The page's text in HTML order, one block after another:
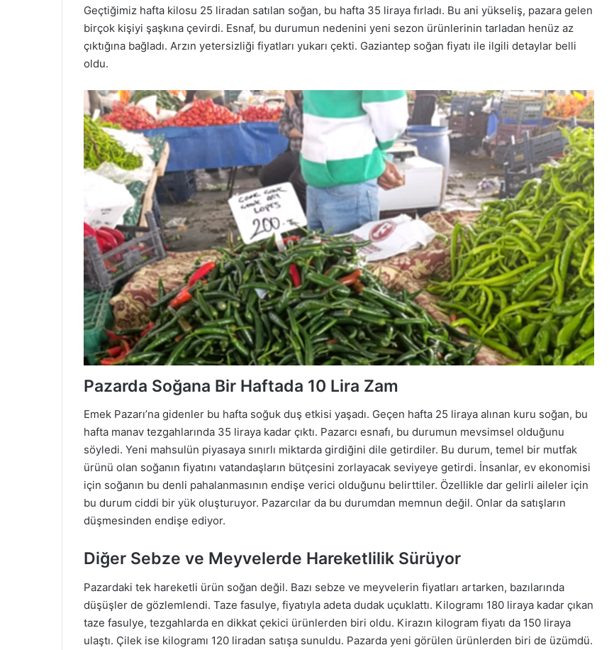
Geçtiğimiz hafta kilosu 25 liradan satılan soğan, bu hafta 35 liraya fırladı. Bu ani yükseliş, pazara gelen
birçok kişiyi şaşkına çevirdi. Esnaf, bu durumun nedenini yeni sezon ürünlerinin tarladan henüz az
çıktığına bağladı. Arzın yetersizliği fiyatları yukarı çekti. Gaziantep soğan fiyatı ile ilgili detaylar belli
oldu.
Pazarda Soğana Bir Haftada 10 Lira Zam
Emek Pazarı’na gidenler bu hafta soğuk duş etkisi yaşadı. Geçen hafta 25 liraya alınan kuru soğan, bu
hafta manav tezgahlarında 35 liraya kadar çıktı. Pazarcı esnafı, bu durumun mevsimsel olduğunu
söyledi. Yeni mahsulün piyasaya sınırlı miktarda girdiğini dile getirdiler. Bu durum, temel bir mutfak
ürünü olan soğanın fiyatını vatandaşların bütçesini zorlayacak seviyeye getirdi. İnsanlar, ev ekonomisi
için soğanın bu denli pahalanmasının endişe verici olduğunu belirttiler. Özellikle dar gelirli aileler için
bu durum ciddi bir yük oluşturuyor. Pazarcılar da bu durumdan memnun değil. Onlar da satışların
düşmesinden endişe ediyor.
Diğer Sebze ve Meyvelerde Hareketlilik Sürüyor
Pazardaki tek hareketli ürün soğan değil. Bazı sebze ve meyvelerin fiyatları artarken, bazılarında
düşüşler de gözlemlendi. Taze fasulye, fiyatıyla adeta dudak uçuklattı. Kilogramı 180 liraya kadar çıkan
taze fasulye, tezgahlarda en dikkat çekici ürünlerden biri oldu. Kirazın kilogram fiyatı da 150 liraya
ulaştı. Çilek ise kilogramı 120 liradan satışa sunuldu. Pazarda yeni görülen ürünlerden biri de üzümdü.